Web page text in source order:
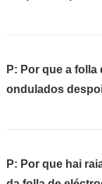
P: Por que a
ondulados
P: Por que hai